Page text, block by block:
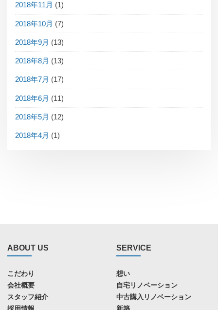
2018年11月 (1)
2018年10月 (7)
2018年9月 (13)
2018年8月 (13)
2018年7月 (17)
2018年6月 (11)
2018年5月 (12)
2018年4月 (1)
ABOUT US
こだわり
会社概要
スタッフ紹介
SERVICE
想い
自宅リノベーション
中古購入リノベーション